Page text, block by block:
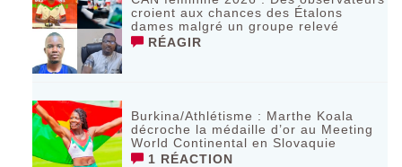
croient aux chances des Étalons
dames malgré un groupe relevé
RÉAGIR
Burkina/Athlétisme : Marthe Koala
décroche la médaille d’or au Meeting
World Continental en Slovaquie ‎
1 RÉACTION